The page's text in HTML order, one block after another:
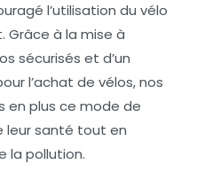
l’utilisation du vélo
à la mise à
sécurisés et d’un
l’achat de vélos, nos
en plus ce mode de
leur santé tout en
la pollution.